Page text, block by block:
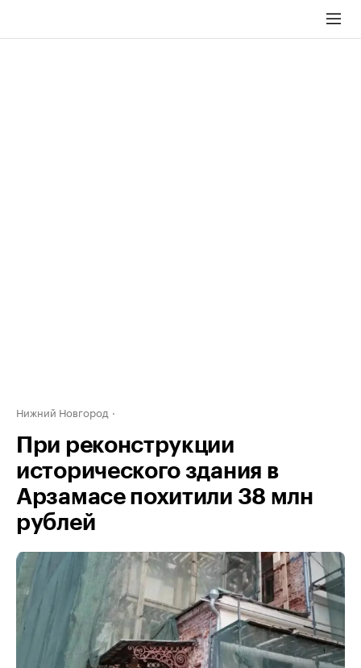
Нижний Новгород
При реконструкции
исторического здания в
Арзамасе похитили 38 млн
рублей